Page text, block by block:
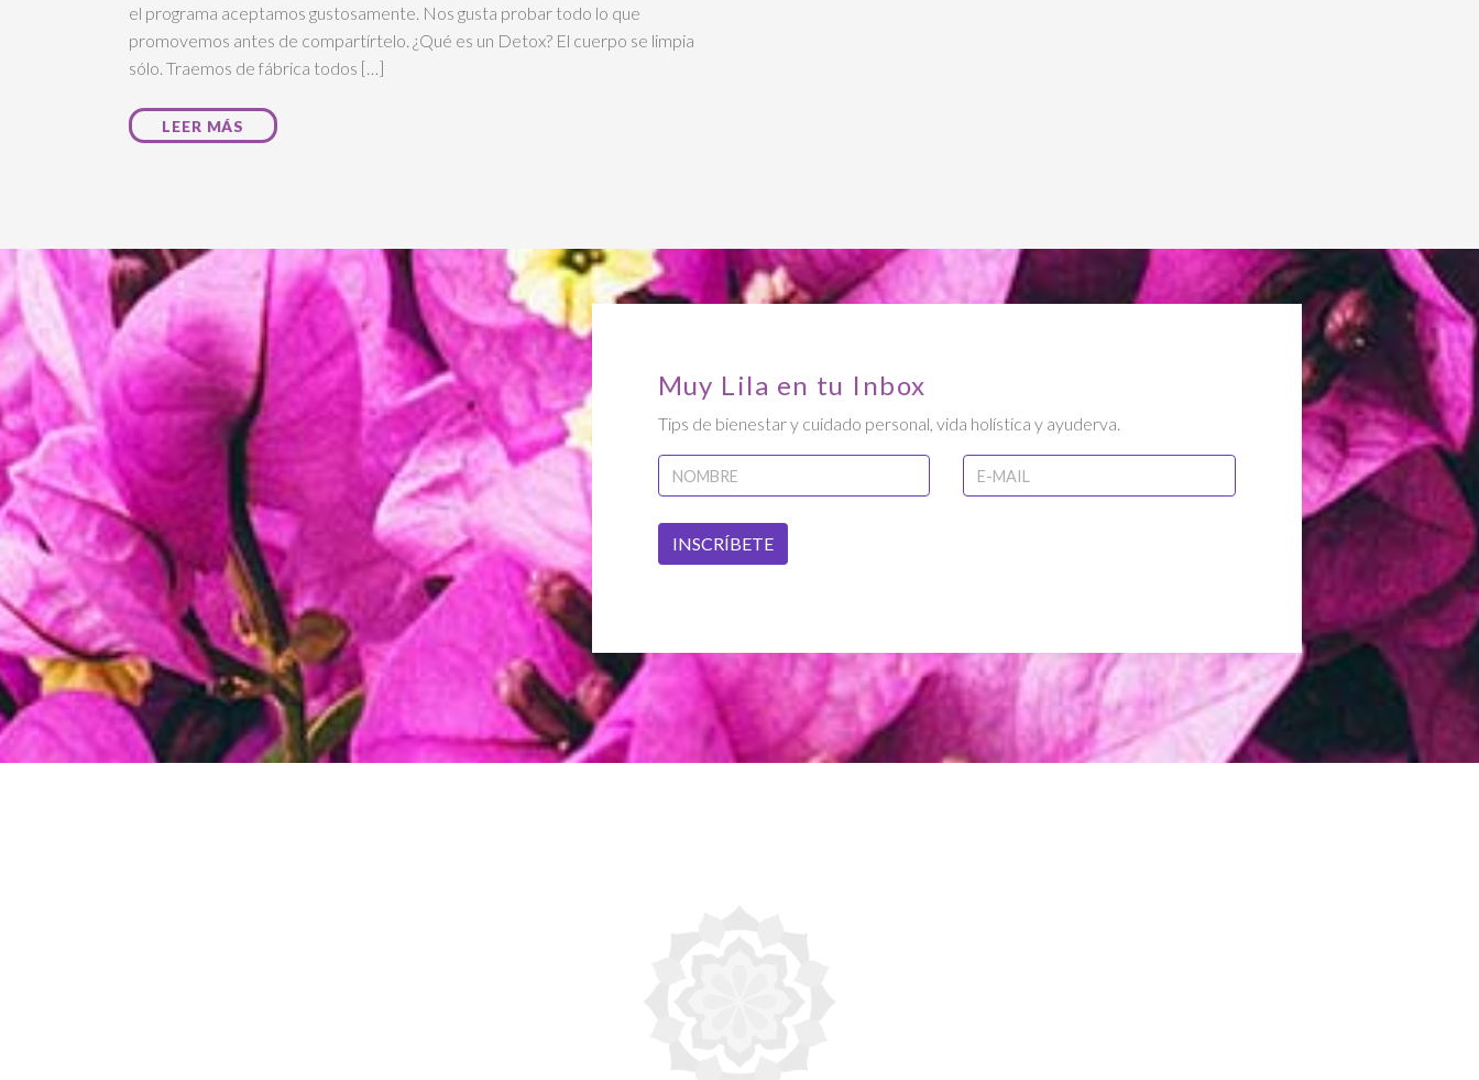
el programa aceptamos gustosamente. Nos gusta probar todo lo que
promovemos antes de compartírtelo. ¿Qué es un Detox? El cuerpo se limpia
sólo. Traemos de fábrica todos […]
LEER MÁS
Muy Lila en tu Inbox
Tips de bienestar y cuidado personal, vida holística y ayuderva.
INSCRÍBETE